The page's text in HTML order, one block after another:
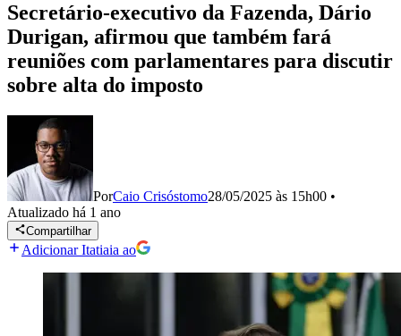
Secretário-executivo da Fazenda, Dário
Durigan, afirmou que também fará
reuniões com parlamentares para discutir
sobre alta do imposto
PorCaio Crisóstomo28/05/2025 às 15h00 •
Atualizado há 1 ano
Compartilhar
Adicionar Itatiaia ao